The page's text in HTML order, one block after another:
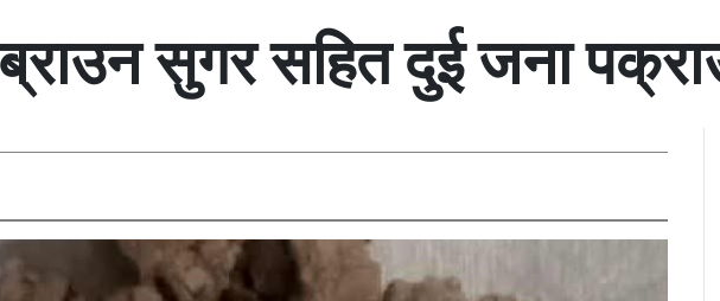
सुगर सहित दुई जना